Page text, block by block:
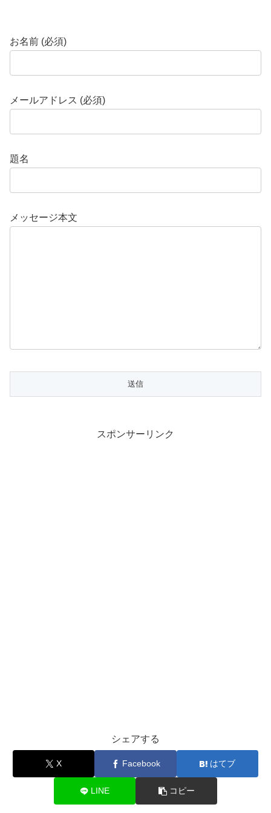
お名前 (必須)
メールアドレス (必須)
題名
メッセージ本文
スポンサーリンク
シェアする
X Facebook はてブ
LINE コピー